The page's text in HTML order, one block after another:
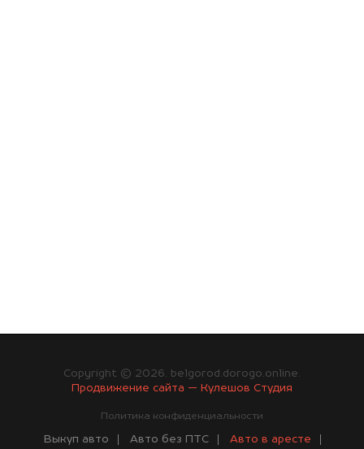
Copyright © 2026. belgorod.dorogo.online.
Продвижение сайта — Кулешов Студия
Политика конфиденциальности
Выкуп авто Авто без ПТС Авто в аресте